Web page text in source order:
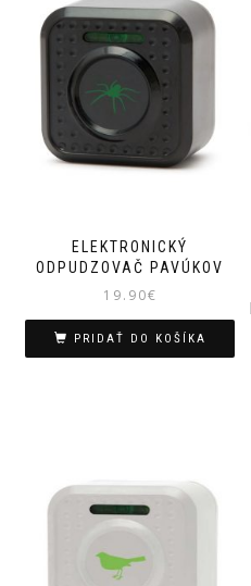
ELEKTRONICKÝ
ODPUDZOVAČ PAVÚKOV
19.90€
PRIDAŤ DO KOŠÍKA